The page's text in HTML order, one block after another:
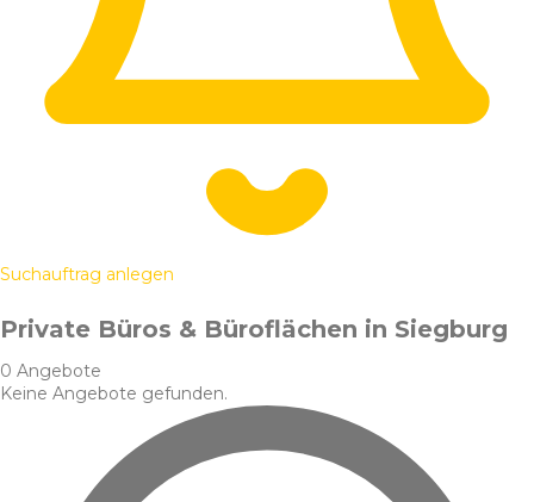
Suchauftrag anlegen
Private Büros & Büroflächen in Siegburg
0 Angebote
Keine Angebote gefunden.